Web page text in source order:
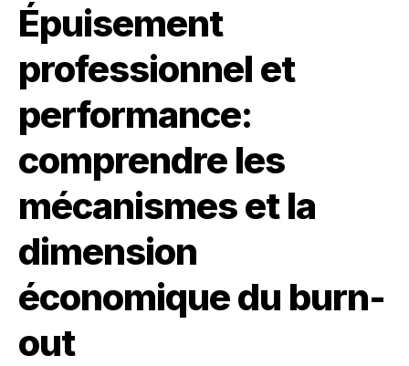
Épuisement
professionnel et
performance:
comprendre les
mécanismes et la
dimension
économique du burn-
out